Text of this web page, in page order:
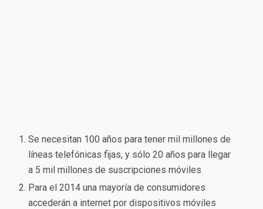
Se necesitan 100 años para tener mil millones de
líneas telefónicas fijas, y sólo 20 años para llegar
a 5 mil millones de suscripciones móviles
Para el 2014 una mayoría de consumidores
accederán a internet por dispositivos móviles